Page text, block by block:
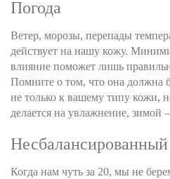
Погода
Ветер, морозы, перепады
действует на нашу кожу.
влияние поможет лишь
Помните о том, что она должна
не только к вашему типу кожи,
делается на увлажнение,
Когда нам чуть за 20, мы не